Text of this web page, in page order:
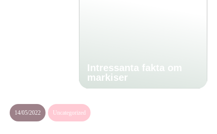
Intressanta fakta om
markiser
14/05/2022 Uncategorized